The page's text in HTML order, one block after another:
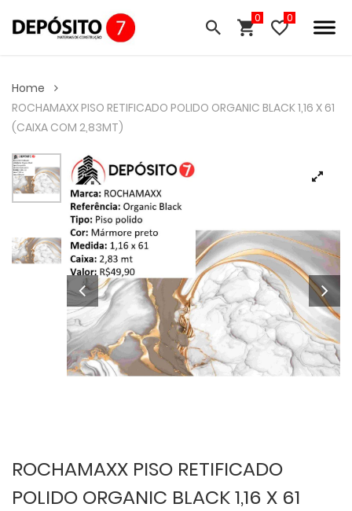
0
Home
ROCHAMAXX PISO RETIFICADO POLIDO ORGANIC BLACK 1,16 X 61
(CAIXA COM 2,83MT)
ROCHAMAXX PISO RETIFICADO
POLIDO ORGANIC BLACK 1,16 X 61